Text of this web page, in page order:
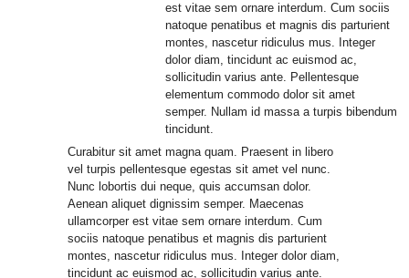
est vitae sem ornare interdum. Cum sociis
natoque penatibus et magnis dis parturient
montes, nascetur ridiculus mus. Integer
dolor diam, tincidunt ac euismod ac,
sollicitudin varius ante. Pellentesque
elementum commodo dolor sit amet
semper. Nullam id massa a turpis bibendum
tincidunt.
Curabitur sit amet magna quam. Praesent in libero
vel turpis pellentesque egestas sit amet vel nunc.
Nunc lobortis dui neque, quis accumsan dolor.
Aenean aliquet dignissim semper. Maecenas
ullamcorper est vitae sem ornare interdum. Cum
sociis natoque penatibus et magnis dis parturient
montes, nascetur ridiculus mus. Integer dolor diam,
tincidunt ac euismod ac, sollicitudin varius ante.